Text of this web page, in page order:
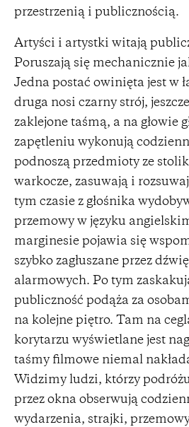
przestrzenią i publicznością.
Artyści i artystki witają
Poruszają się mechanicznie
Jedna postać owinięta jest w
druga nosi czarny strój,
zaklejone taśmą, a na głowie
zapętleniu wykonują
podnoszą przedmioty ze
warkocze, zasuwają i
tym czasie z głośnika
przemowy w języku
marginesie pojawia się
szybko zagłuszane przez
alarmowych. Po tym
publiczność podąża za
na kolejne piętro. Tam na
korytarzu wyświetlane jest
taśmy filmowe niemal
Widzimy ludzi, którzy
przez okna obserwują
wydarzenia, strajki,